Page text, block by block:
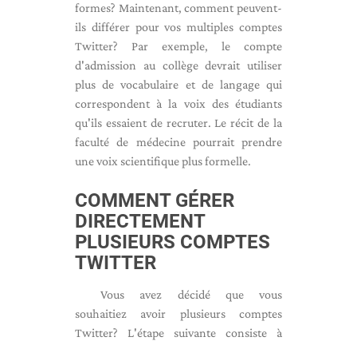
formes? Maintenant, comment peuvent-
ils différer pour vos multiples comptes
Twitter? Par exemple, le compte
d'admission au collège devrait utiliser
plus de vocabulaire et de langage qui
correspondent à la voix des étudiants
qu'ils essaient de recruter. Le récit de la
faculté de médecine pourrait prendre
une voix scientifique plus formelle.
COMMENT GÉRER
DIRECTEMENT
PLUSIEURS COMPTES
TWITTER
Vous avez décidé que vous
souhaitiez avoir plusieurs comptes
Twitter? L'étape suivante consiste à